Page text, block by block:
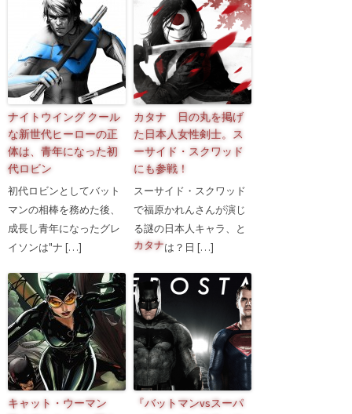
ナイトウイング クール
な新世代ヒーローの正
体は、青年になった初
代ロビン
初代ロビンとしてバット
マンの相棒を務めた後、
成長し青年になったグレ
イソンは"ナ […]
カタナ 日の丸を掲げ
た日本人女性剣士。ス
ーサイド・スクワッド
にも参戦！
スーサイド・スクワッド
で福原かれんさんが演じ
る謎の日本人キャラ、
カタナ
と
は？日 […]
キャット・ウーマン
『バットマンvsスーパ